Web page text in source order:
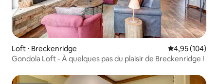
Loft ⋅ Breckenridge Évaluation
4,95 (104)
Gondola Loft - À quelques pas du plaisir de Breckenridge !